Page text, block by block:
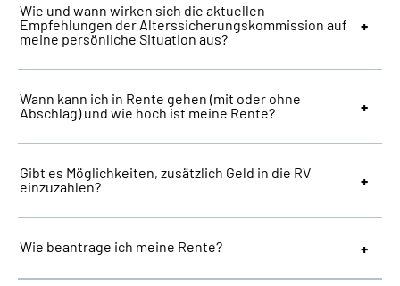
Online-Services
Inhalte in Gebärdensprache (DGS)
Leichte Sprache
Wie und wann wirken sich die aktuellen
Empfehlungen der Alterssicherungskommission auf
meine persönliche Situation aus?
Wann kann ich in Rente gehen (mit oder ohne
Abschlag) und wie hoch ist meine Rente?
Gibt es Möglichkeiten, zusätzlich Geld in die RV
einzuzahlen?
Wie beantrage ich meine Rente?